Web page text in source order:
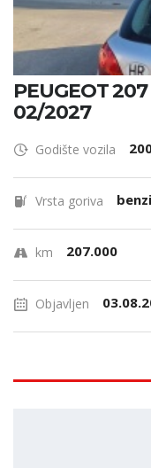
PEUGEOT
02/2027
Godište vozila
Vrsta goriva
km 207.000
Objavljen